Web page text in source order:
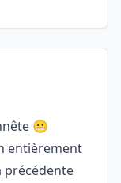
😬
entièrement
précédente